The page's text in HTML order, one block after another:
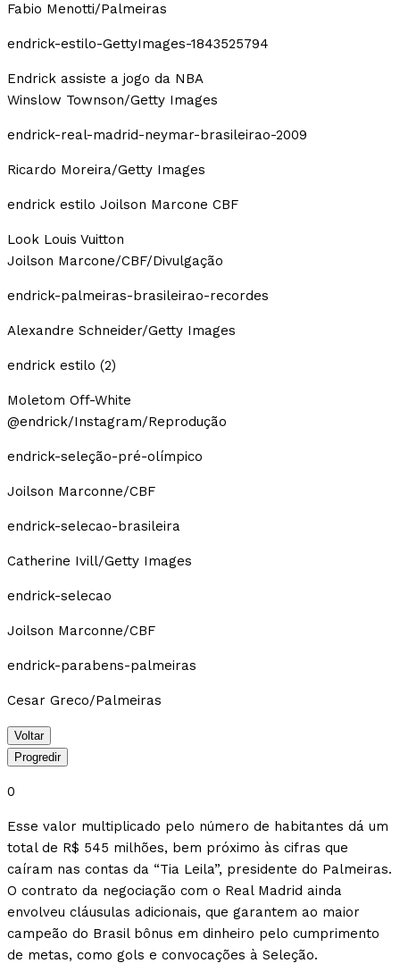
Fabio Menotti/Palmeiras
endrick-estilo-GettyImages-1843525794
Endrick assiste a jogo da NBA
Winslow Townson/Getty Images
endrick-real-madrid-neymar-brasileirao-2009
Ricardo Moreira/Getty Images
endrick estilo Joilson Marcone CBF
Look Louis Vuitton
Joilson Marcone/CBF/Divulgação
endrick-palmeiras-brasileirao-recordes
Alexandre Schneider/Getty Images
endrick estilo (2)
Moletom Off-White
@endrick/Instagram/Reprodução
endrick-seleção-pré-olímpico
Joilson Marconne/CBF
endrick-selecao-brasileira
Catherine Ivill/Getty Images
endrick-selecao
Joilson Marconne/CBF
endrick-parabens-palmeiras
Cesar Greco/Palmeiras
Voltar
Progredir
0
Esse valor multiplicado pelo número de habitantes dá um
total de R$ 545 milhões, bem próximo às cifras que
caíram nas contas da “Tia Leila”, presidente do Palmeiras.
O contrato da negociação com o Real Madrid ainda
envolveu cláusulas adicionais, que garantem ao maior
campeão do Brasil bônus em dinheiro pelo cumprimento
de metas, como gols e convocações à Seleção.